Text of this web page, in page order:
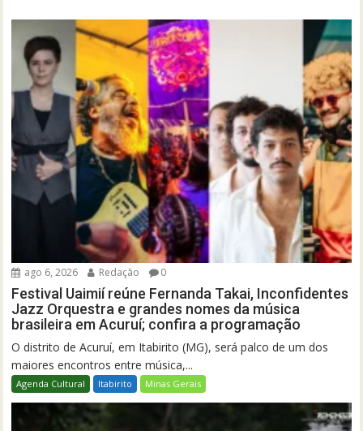
ago 6, 2026 Redação 0
Festival Uaimií reúne Fernanda Takai, Inconfidentes
Jazz Orquestra e grandes nomes da música
brasileira em Acuruí; confira a programação
O distrito de Acuruí, em Itabirito (MG), será palco de um dos
maiores encontros entre música,...
Agenda Cultural Itabirito Minas Gerais